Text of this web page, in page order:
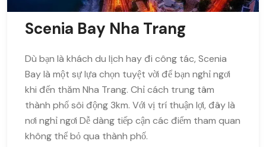
Scenia Bay Nha Trang
Dù bạn là khách du lịch hay đi công tác, Scenia
Bay là một sự lựa chọn tuyệt vời để bạn nghỉ ngơi
khi đến thăm Nha Trang. Chỉ cách trung tâm
thành phố sôi động 3km. Với vị trí thuận lợi, đây là
nơi nghỉ ngơi Dễ dàng tiếp cận các điểm tham quan
không thể bỏ qua thành phố.